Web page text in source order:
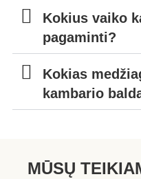
Kokius vaiko
pagaminti?
Kokias
kambario
MŪSŲ